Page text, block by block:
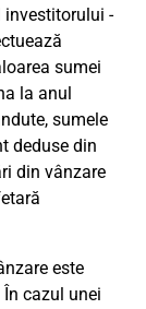
-
sumei
la anul
sumele
deduse din
din vânzare
este
cazul unei